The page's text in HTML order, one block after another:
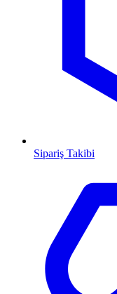
Sipariş Takibi